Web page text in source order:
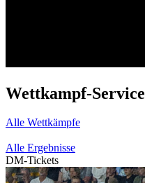
Wettkampf-Service
Alle Wettkämpfe
Alle Ergebnisse
DM-Tickets